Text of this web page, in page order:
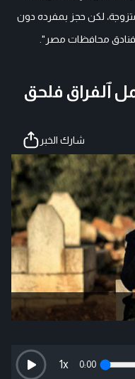
لكن حجز بمفرده دون
محافظات مصر".
ٱلفراق فلحق
شارك الخبر
0:00
1x